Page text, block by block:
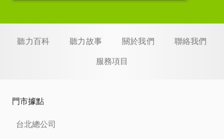
聽力百科 聽力故事 關於我們 聯絡我們
服務項目
門市據點
台北總公司